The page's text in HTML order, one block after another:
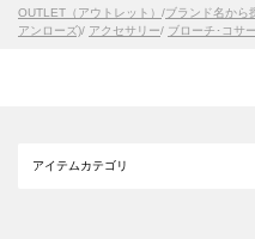
OUTLET（アウトレット） /ブランド名から
アンローズ)/ アクセサリー/ ブローチ･コサ
アイテムカテゴリ